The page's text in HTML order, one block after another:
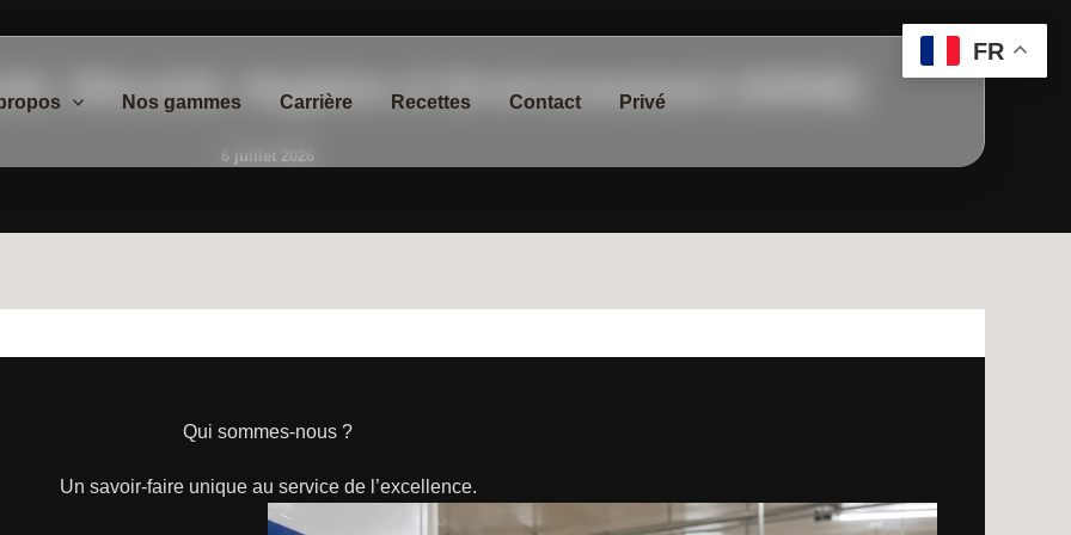
Nos gammes Carrière Recettes Contact Privé
Sécurité, Hygiène & Environnement (SSHE)
6 juillet 2026
Qui sommes-nous ?
Un savoir-faire unique au service de l’excellence.
FR